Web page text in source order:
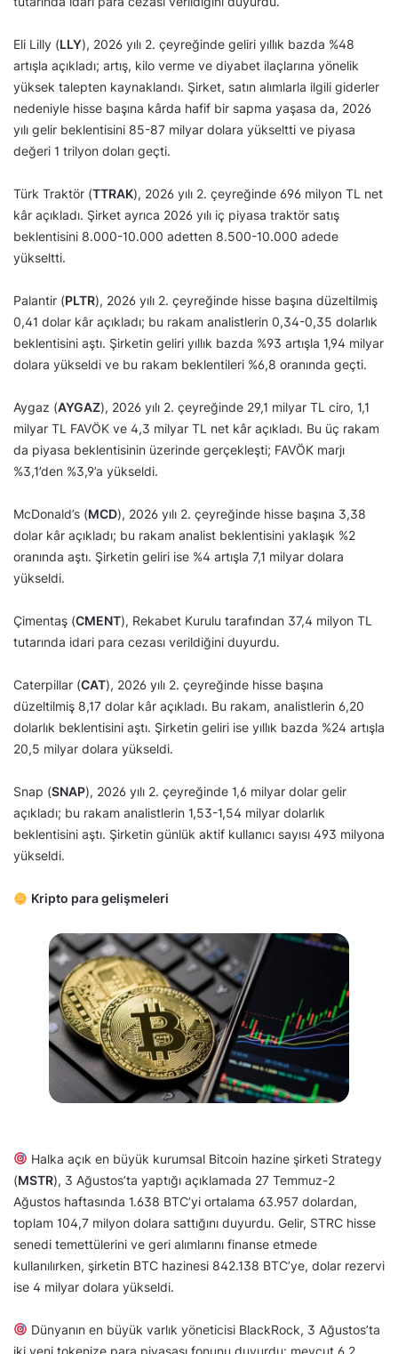
Eli Lilly (LLY), 2026 yılı 2. çeyreğinde geliri yıllık bazda %48
artışla açıkladı; artış, kilo verme ve diyabet ilaçlarına yönelik
yüksek talepten kaynaklandı. Şirket, satın alımlarla ilgili giderler
nedeniyle hisse başına kârda hafif bir sapma yaşasa da, 2026
yılı gelir beklentisini 85-87 milyar dolara yükseltti ve piyasa
değeri 1 trilyon doları geçti.
Türk Traktör (TTRAK), 2026 yılı 2. çeyreğinde 696 milyon TL net
kâr açıkladı. Şirket ayrıca 2026 yılı iç piyasa traktör satış
beklentisini 8.000-10.000 adetten 8.500-10.000 adede
yükseltti.
Palantir (PLTR), 2026 yılı 2. çeyreğinde hisse başına düzeltilmiş
0,41 dolar kâr açıkladı; bu rakam analistlerin 0,34-0,35 dolarlık
beklentisini aştı. Şirketin geliri yıllık bazda %93 artışla 1,94 milyar
dolara yükseldi ve bu rakam beklentileri %6,8 oranında geçti.
Aygaz (AYGAZ), 2026 yılı 2. çeyreğinde 29,1 milyar TL ciro, 1,1
milyar TL FAVÖK ve 4,3 milyar TL net kâr açıkladı. Bu üç rakam
da piyasa beklentisinin üzerinde gerçekleşti; FAVÖK marjı
%3,1’den %3,9’a yükseldi.
McDonald’s (MCD), 2026 yılı 2. çeyreğinde hisse başına 3,38
dolar kâr açıkladı; bu rakam analist beklentisini yaklaşık %2
oranında aştı. Şirketin geliri ise %4 artışla 7,1 milyar dolara
yükseldi.
Çimentaş (CMENT), Rekabet Kurulu tarafından 37,4 milyon TL
tutarında idari para cezası verildiğini duyurdu.
Caterpillar (CAT), 2026 yılı 2. çeyreğinde hisse başına
düzeltilmiş 8,17 dolar kâr açıkladı. Bu rakam, analistlerin 6,20
dolarlık beklentisini aştı. Şirketin geliri ise yıllık bazda %24 artışla
20,5 milyar dolara yükseldi.
Snap (SNAP), 2026 yılı 2. çeyreğinde 1,6 milyar dolar gelir
açıkladı; bu rakam analistlerin 1,53-1,54 milyar dolarlık
beklentisini aştı. Şirketin günlük aktif kullanıcı sayısı 493 milyona
yükseldi.
Kripto para gelişmeleri
Halka açık en büyük kurumsal Bitcoin hazine şirketi Strategy
(MSTR), 3 Ağustos’ta yaptığı açıklamada 27 Temmuz-2
Ağustos haftasında 1.638 BTC’yi ortalama 63.957 dolardan,
toplam 104,7 milyon dolara sattığını duyurdu. Gelir, STRC hisse
senedi temettülerini ve geri alımlarını finanse etmede
kullanılırken, şirketin BTC hazinesi 842.138 BTC’ye, dolar rezervi
ise 4 milyar dolara yükseldi.
Dünyanın en büyük varlık yöneticisi BlackRock, 3 Ağustos’ta
iki yeni tokenize para piyasası fonunu duyurdu: mevcut 6,2